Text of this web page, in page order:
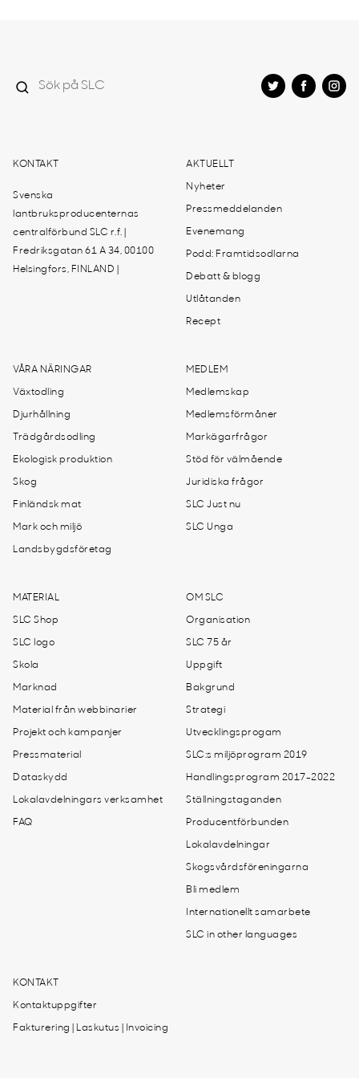
KONTAKT
Svenska
lantbruksproducenternas
centralförbund SLC r.f. |
Fredriksgatan 61 A 34, 00100
Helsingfors, FINLAND |
AKTUELLT
Nyheter
Pressmeddelanden
Evenemang
Podd: Framtidsodlarna
Debatt & blogg
Utlåtanden
Recept
VÅRA NÄRINGAR
Växtodling
Djurhållning
Trädgårdsodling
Ekologisk produktion
Skog
Finländsk mat
Mark och miljö
Landsbygdsföretag
MEDLEM
Medlemskap
Medlemsförmåner
Markägarfrågor
Stöd för välmående
Juridiska frågor
SLC Just nu
SLC Unga
MATERIAL
SLC Shop
SLC logo
Skola
Marknad
Material från webbinarier
Projekt och kampanjer
Pressmaterial
Dataskydd
Lokalavdelningars verksamhet
FAQ
OM SLC
Organisation
SLC 75 år
Uppgift
Bakgrund
Strategi
Utvecklingsprogam
SLC:s miljöprogram 2019
Handlingsprogram 2017-2022
Ställningstaganden
Producentförbunden
Lokalavdelningar
Skogsvårdsföreningarna
Bli medlem
Internationellt samarbete
SLC in other languages
KONTAKT
Kontaktuppgifter
Fakturering | Laskutus | Invoicing